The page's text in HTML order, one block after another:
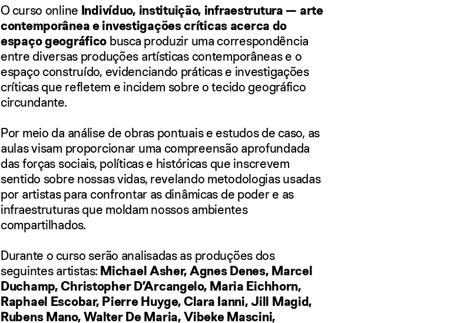
O curso online Indivíduo, instituição, infraestrutura — arte
contemporânea e investigações críticas acerca do
espaço geográfico busca produzir uma correspondência
entre diversas produções artísticas contemporâneas e o
espaço construído, evidenciando práticas e investigações
críticas que refletem e incidem sobre o tecido geográfico
circundante.
Por meio da análise de obras pontuais e estudos de caso, as
aulas visam proporcionar uma compreensão aprofundada
das forças sociais, políticas e históricas que inscrevem
sentido sobre nossas vidas, revelando metodologias usadas
por artistas para confrontar as dinâmicas de poder e as
infraestruturas que moldam nossos ambientes
compartilhados.
Durante o curso serão analisadas as produções dos
seguintes artistas: Michael Asher, Agnes Denes, Marcel
Duchamp, Christopher D’Arcangelo, Maria Eichhorn,
Raphael Escobar, Pierre Huyge, Clara Ianni, Jill Magid,
Rubens Mano, Walter De Maria, Vibeke Mascini,